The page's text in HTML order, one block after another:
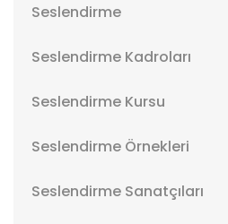
Seslendirme
Seslendirme Kadroları
Seslendirme Kursu
Seslendirme Örnekleri
Seslendirme Sanatçıları